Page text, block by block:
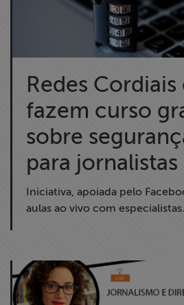
Redes Cordiais
fazem curso
sobre
para jornalistas
Iniciativa, apoiada pelo
aulas ao vivo com especialistas.